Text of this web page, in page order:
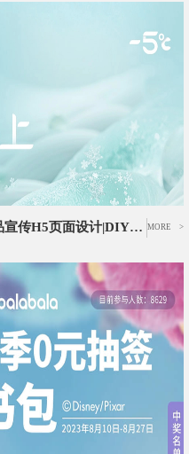
巴拉巴拉-新品宣传H5页面设计|DIY活动UI设计|服装品牌推广UI设计 MORE >